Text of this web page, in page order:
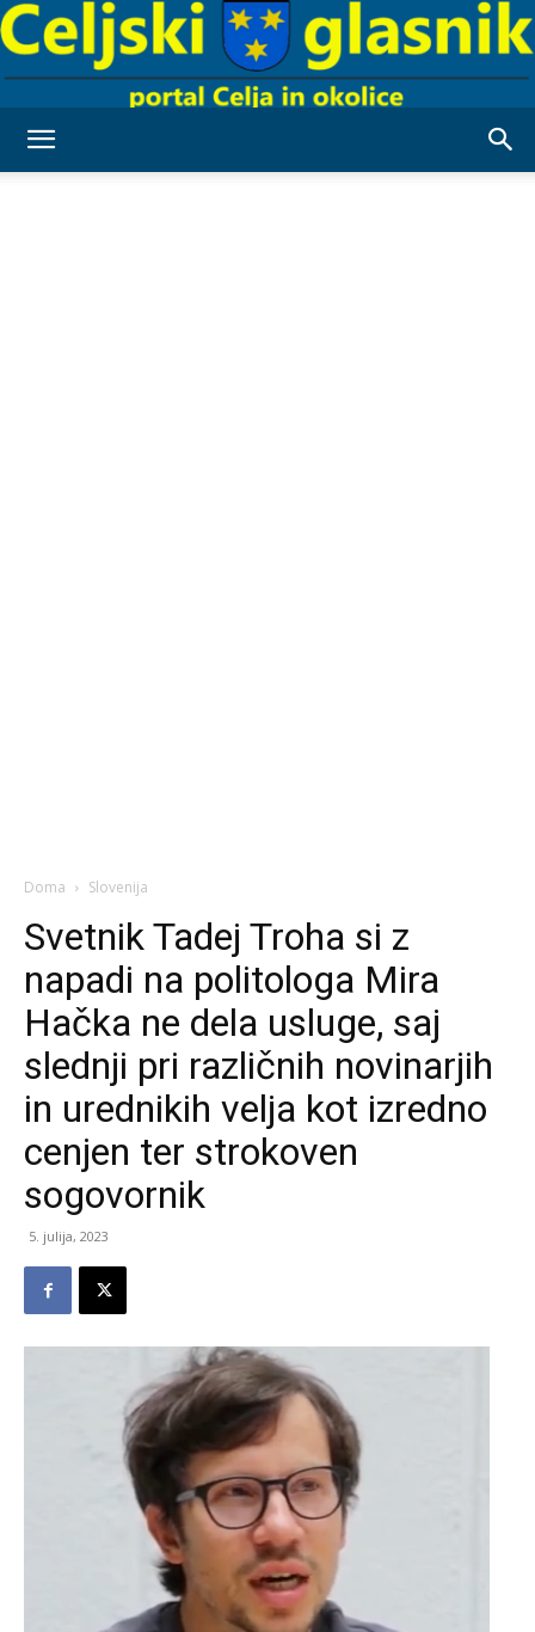
Doma Slovenija
Svetnik Tadej Troha si z
napadi na politologa Mira
Hačka ne dela usluge, saj
slednji pri različnih novinarjih
in urednikih velja kot izredno
cenjen ter strokoven
sogovornik
5. julija, 2023